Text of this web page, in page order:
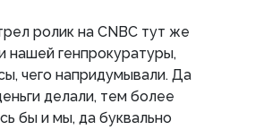
ролик на CNBC тут же
нашей генпрокуратуры,
чего напридумывали. Да
делали, тем более
бы и мы, да буквально